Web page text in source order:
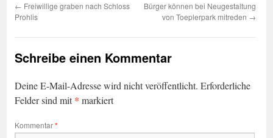
← Freiwillige graben nach Schloss
Prohlis
Bürger können bei Neugestaltung
von Toeplerpark mitreden →
Schreibe einen Kommentar
Deine E-Mail-Adresse wird nicht veröffentlicht. Erforderliche
Felder sind mit* markiert
Kommentar*